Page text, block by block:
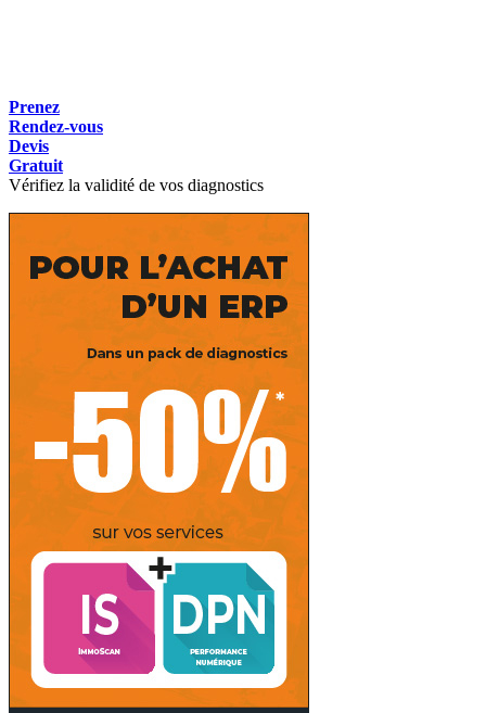
Prenez
Rendez-vous
Devis
Gratuit
Vérifiez la validité de vos diagnostics